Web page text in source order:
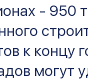
- 950
к концу
могут